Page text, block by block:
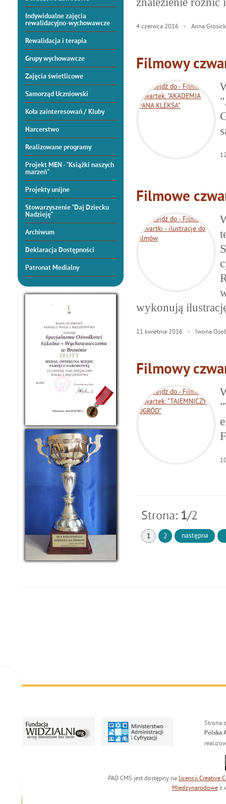
Indywidualne zajęcia
rewalidacyjno-wychowawcze
Rewalidacja i terapia
Grupy wychowawcze
Zajęcia świetlicowe
Samorząd Uczniowski
Koła zainteresowań / Kluby
Harcerstwo
Realizowane programy
Projekt MEN - "Książki naszych
marzeń"
Projekty unijne
Stowarzyszenie "Daj Dziecku
Nadzieję"
Archiwum
Deklaracja Dostępności
Patronat Medialny
4 czerwca 2016 Anna
Filmowy
Filmowe
wykonują
11 kwietnia 2016 Iwona
Filmowy
Strona: 1/2
1 2 następna
Strona
Polska
PAD CMS jest dostępny na licencji Creative
Międzynarodowe z